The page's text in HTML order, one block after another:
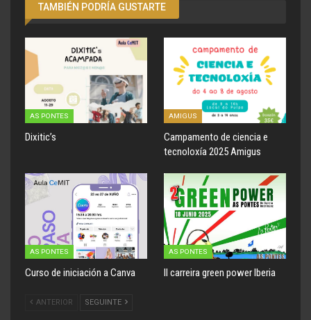
TAMBIÉN PODRÍA GUSTARTE
AS PONTES
Dixitic’s
AMIGUS
Campamento de ciencia e
tecnoloxía 2025 Amigus
AS PONTES
Curso de iniciación a Canva
AS PONTES
II carreira green power Iberia
ANTERIOR SEGUINTE